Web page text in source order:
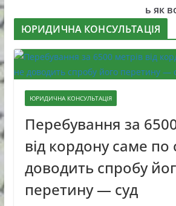
ь як
ЮРИДИЧНА КОНСУЛЬТАЦІЯ
ЮРИДИЧНА КОНСУЛЬТАЦІЯ
Перебування за
від кордону саме по
доводить спробу
перетину — суд